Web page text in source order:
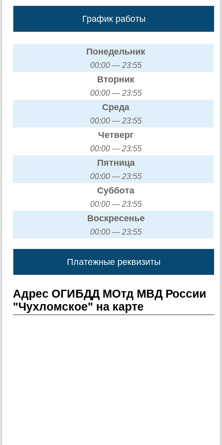
График работы
Понедельник
00:00 — 23:55
Вторник
00:00 — 23:55
Среда
00:00 — 23:55
Четверг
00:00 — 23:55
Пятница
00:00 — 23:55
Суббота
00:00 — 23:55
Воскресенье
00:00 — 23:55
Платежные реквизиты
Адрес ОГИБДД МОтд МВД России
"Чухломское" на карте